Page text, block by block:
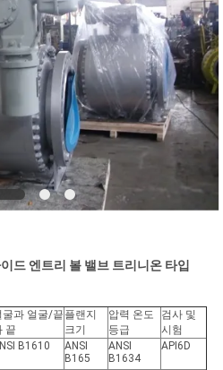
드 엔트리 볼 밸브 트리니온 타입
굴과 얼굴/끝
끝
플랜지
크기
압력 온도
등급
검사 및
시험
B1610
ANSI
B165
ANSI
B1634
API6D